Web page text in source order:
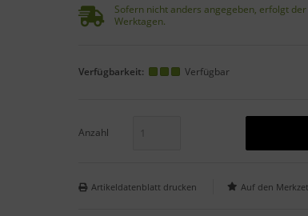
Sofern nicht anders angegeben, erfolgt
Werktagen.
Verfügbarkeit: Verfügbar
Anzahl
Artikeldatenblatt drucken